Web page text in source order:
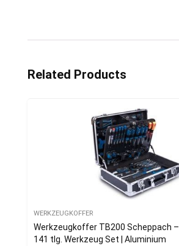
Related Products
WERKZEUGKOFFER
Werkzeugkoffer TB200 Scheppach –
141 tlg. Werkzeug Set | Aluminium